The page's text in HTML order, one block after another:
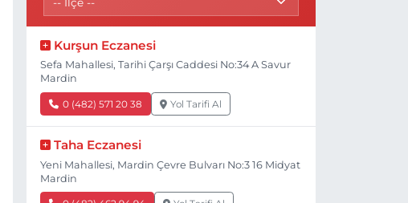
Kurşun Eczanesi
Sefa Mahallesi, Tarihi Çarşı Caddesi No:34 A Savur
Mardin
0 (482) 571 20 38 Yol Tarifi Al
Taha Eczanesi
Yeni Mahallesi, Mardin Çevre Bulvarı No:3 16 Midyat
Mardin